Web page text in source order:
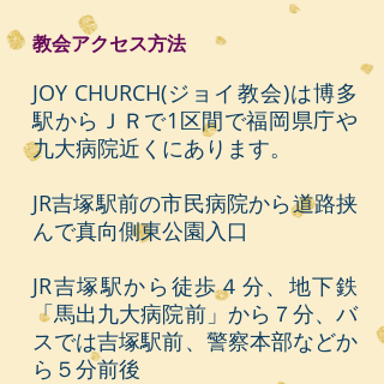
教会アクセス方法
JOY CHURCH(ジョイ教会)は博多
駅からＪＲで1区間で福岡県庁や
九大病院近くにあります。
JR吉塚駅前の市民病院から道路挟
んで真向側東公園入口
JR吉塚駅から徒歩４分、地下鉄
「馬出九大病院前」から７分、バ
スでは吉塚駅前、警察本部などか
ら５分前後